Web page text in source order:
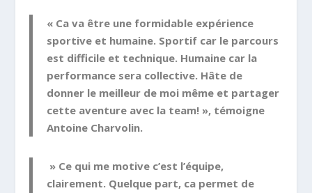
« Ca va être une formidable expérience
sportive et humaine. Sportif car le parcours
est difficile et technique. Humaine car la
performance sera collective. Hâte de
donner le meilleur de moi même et partager
cette aventure avec la team! », témoigne
Antoine Charvolin.
» Ce qui me motive c’est l’équipe,
clairement. Quelque part, ca permet de